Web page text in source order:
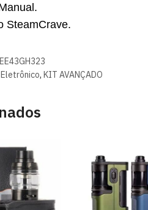
SteamCrave.
EE43GH323
, KIT AVANÇADO